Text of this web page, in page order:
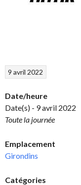
9 avril 2022
Date/heure
Date(s) - 9 avril 2022
Toute la journée
Emplacement
Girondins
Catégories